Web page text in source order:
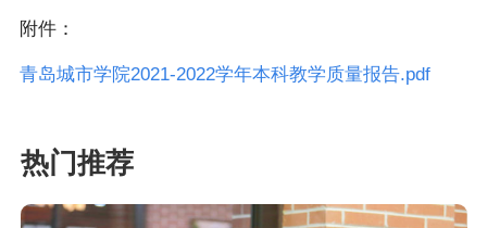
附件：
青岛城市学院2021-2022学年本科教学质量报告.pdf